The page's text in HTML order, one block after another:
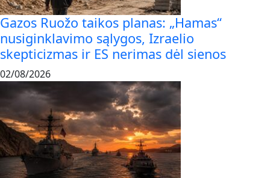
Gazos Ruožo taikos planas: „Hamas“
nusiginklavimo sąlygos, Izraelio
skepticizmas ir ES nerimas dėl sienos
02/08/2026